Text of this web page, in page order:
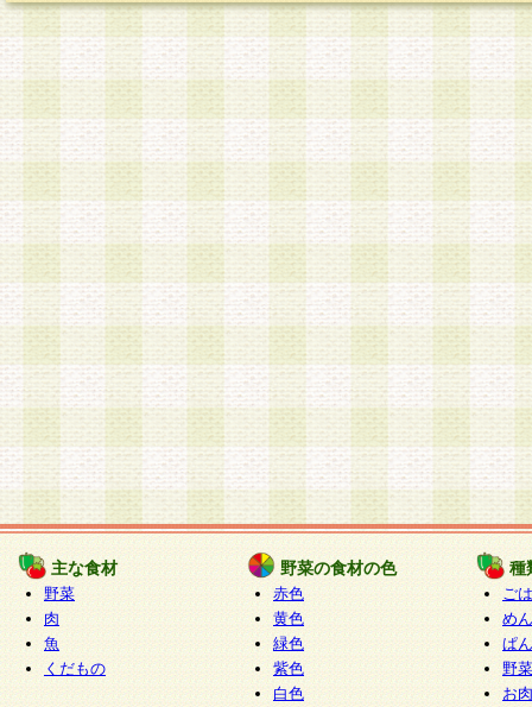
主な食材
野菜
肉
魚
くだもの
野菜の食材の色
赤色
黄色
緑色
紫色
白色
種
ご
めん
ぱん
野
お